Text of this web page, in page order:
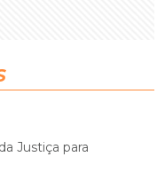
Justiça para